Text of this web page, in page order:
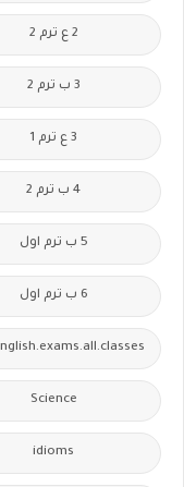
2 ع ترم 2
3 ب ترم 2
3 ع ترم 1
4 ب ترم 2
5 ب ترم اول
6 ب ترم اول
Science
idioms